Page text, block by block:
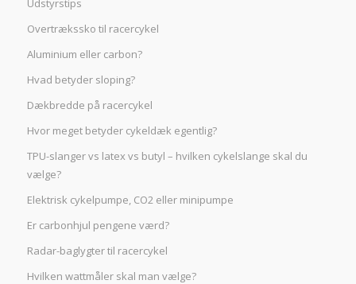
Udstyrstips
Overtrækssko til racercykel
Aluminium eller carbon?
Hvad betyder sloping?
Dækbredde på racercykel
Hvor meget betyder cykeldæk egentlig?
TPU-slanger vs latex vs butyl – hvilken cykelslange skal du
vælge?
Elektrisk cykelpumpe, CO2 eller minipumpe
Er carbonhjul pengene værd?
Radar-baglygter til racercykel
Hvilken wattmåler skal man vælge?